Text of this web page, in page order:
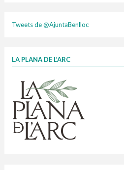
1 contenidors
Finançat per la Unió
Tweets de @AjuntaBenlloc
LA PLANA DE L’ARC